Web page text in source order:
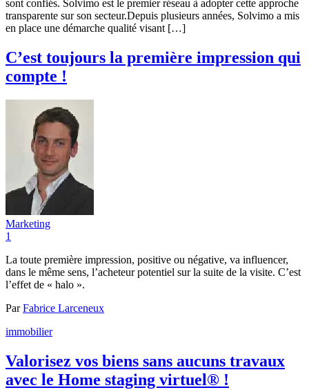
sont confiés. Solvimo est le premier réseau à adopter cette approche
transparente sur son secteur.Depuis plusieurs années, Solvimo a mis
en place une démarche qualité visant […]
C’est toujours la première impression qui
compte !
Marketing
1
La toute première impression, positive ou négative, va influencer,
dans le même sens, l’acheteur potentiel sur la suite de la visite. C’est
l’effet de « halo ».
ParFabrice Larceneux
immobilier
Valorisez vos biens sans aucuns travaux
avec le Home staging virtuel® !